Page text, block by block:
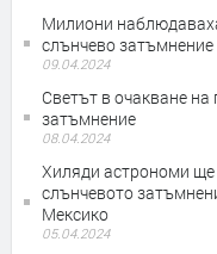
Милиони
слънчево затъмнение
09.04.2024
Светът в очакване
затъмнение
08.04.2024
Хиляди астрономи ще
слънчевото
Мексико
05.04.2024